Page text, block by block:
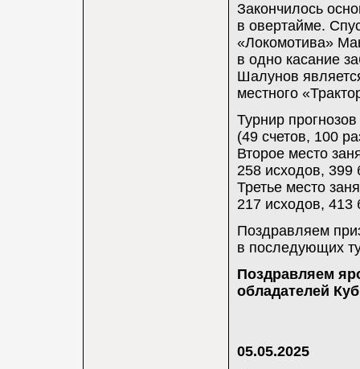
Закончилось
в овертайме.
«Локомотива»
в одно касание
Шалунов
местного
Турнир
(49 счетов, 100
Второе место
258 исходов, 399
Третье место
217 исходов, 413
Поздравляем
в последующих
Поздравляем
обладателей
05.05.2025